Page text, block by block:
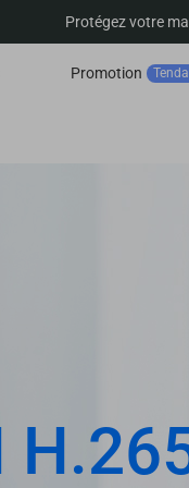
Protégez votre
Promotion